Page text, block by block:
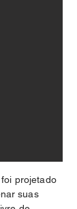
foi projetado
suas